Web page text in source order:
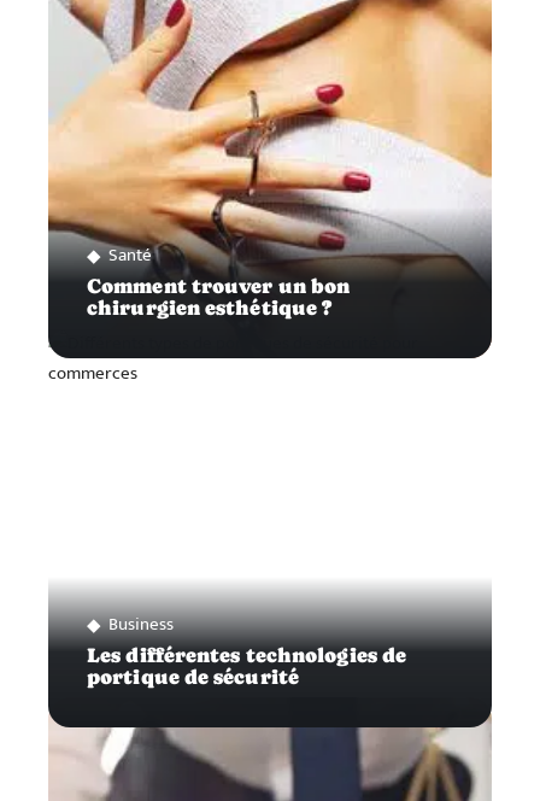
Santé
Comment trouver un bon
chirurgien esthétique ?
Business
Les différentes technologies de
portique de sécurité